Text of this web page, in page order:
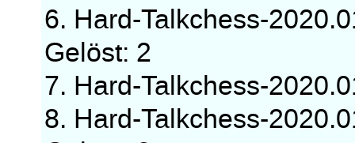
6. Hard-Talkchess-
Gelöst: 2
7. Hard-Talkchess-
8. Hard-Talkchess-